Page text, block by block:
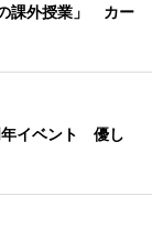
課外授業」 カー
年イベント 優し